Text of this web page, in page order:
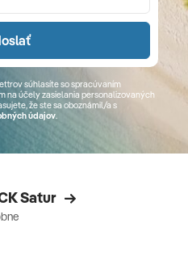
súhlasíte so spracúvaním
na účely zasielania personalizovaných
že ste sa oboznámil/a s
údajov.
Satur